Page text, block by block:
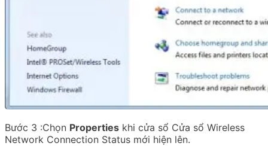
Bước 3 :Chọn Properties khi cửa sổ Cửa sổ Wireless
Network Connection Status mới hiện lên.